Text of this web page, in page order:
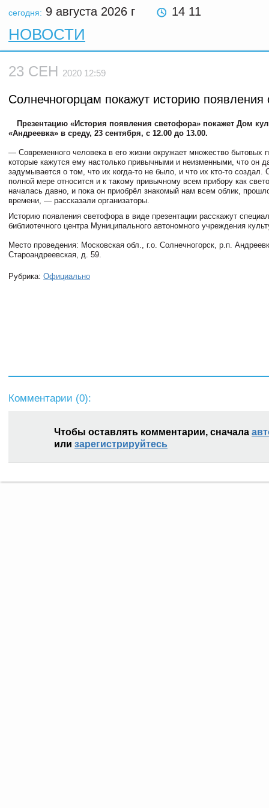
сегодня: 9 августа 2026 г 14 11
НОВОСТИ
23 СЕН 2020 12:59
Солнечногорцам покажут историю появления
Презентацию «История появления светофора» покажет Дом
«Андреевка» в среду, 23 сентября, с 12.00 до 13.00.
— Современного человека в его жизни окружает множество бытовых
которые кажутся ему настолько привычными и неизменными, что он
задумывается о том, что их когда-то не было, и что их кто-то создал.
полной мере относится и к такому привычному всем прибору как
началась давно, и пока он приобрёл знакомый нам всем облик,
времени, — рассказали организаторы.
Историю появления светофора в виде презентации расскажут
библиотечного центра Муниципального автономного учреждения
Место проведения: Московская обл., г.о. Солнечногорск, р.п.
Староандреевская, д. 59.
Рубрика: Официально
Комментарии (0):
Чтобы оставлять комментарии, сначала
или зарегистрируйтесь